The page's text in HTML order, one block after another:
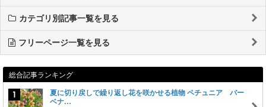
カテゴリ別記事一覧を見る
フリーページ一覧を見る
総合記事ランキング
夏に切り戻しで繰り返し花を咲かせる植物 ペチュニア バー
ベナ…